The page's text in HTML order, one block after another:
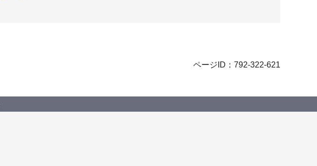
ページID：792-322-621